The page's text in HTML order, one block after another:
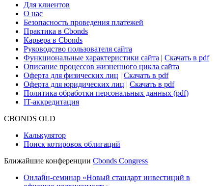
Для клиентов
О нас
Безопасность проведения платежей
Практика в Cbonds
Карьера в Cbonds
Руководство пользователя сайта
Функциональные характеристики сайта | Скачать в pdf
Описание процессов жизненного цикла сайта
Оферта для физических лиц | Скачать в pdf
Оферта для юридических лиц | Скачать в pdf
Политика обработки персональных данных (pdf)
IT-аккредитация
CBONDS OLD
Калькулятор
Поиск котировок облигаций
Ближайшие конференции Cbonds Congress
Онлайн-семинар «Новый стандарт инвестиций в